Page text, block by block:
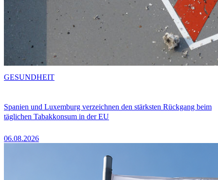
Spanien und Luxemburg verzeichnen den stärksten Rückgang beim
täglichen Tabakkonsum in der EU
06.08.2026
GESUNDHEIT